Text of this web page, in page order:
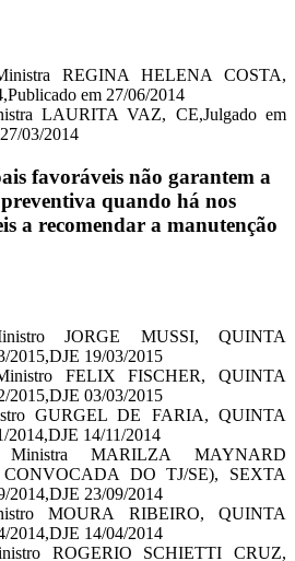
REGINA HELENA COSTA,
em 27/06/2014
LAURITA VAZ, CE,Julgado em
03/2014
favoráveis não garantem a
quando há nos
a recomendar a manutenção
JORGE MUSSI, QUINTA
2015,DJE 19/03/2015
FELIX FISCHER, QUINTA
2015,DJE 03/03/2015
GURGEL DE FARIA, QUINTA
14/11/2014
Ministra MARILZA MAYNARD
DO TJ/SE), SEXTA
2014,DJE 23/09/2014
MOURA RIBEIRO, QUINTA
2014,DJE 14/04/2014
ROGERIO SCHIETTI CRUZ,